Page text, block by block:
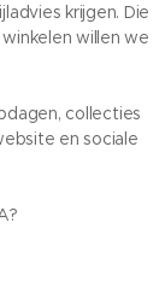
krijgen. Die
willen we
collecties
en sociale